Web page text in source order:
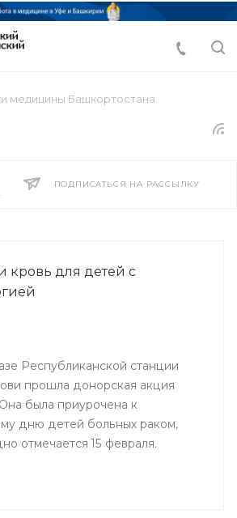
медицины Башкортостана
ПОДПИСАТЬСЯ НА РАССЫЛКУ
кровь для детей с
Республиканской станции
прошла донорская акция
была приурочена к
дню детей больных раком,
отмечается 15 февраля.